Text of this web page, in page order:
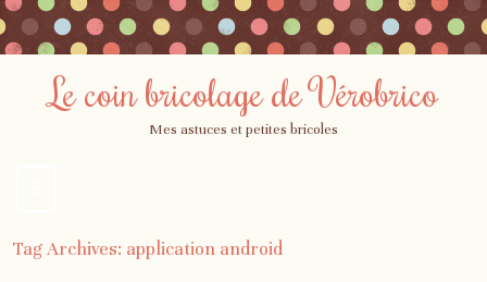
Le coin bricolage de Vérobrico
Mes astuces et petites bricoles
Tag Archives: application android